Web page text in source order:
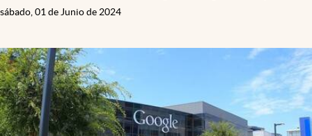
sábado, 01 de Junio de 2024